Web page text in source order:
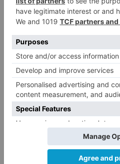
importante papel
estructura lítica formada
caliza colocadas
vertical. Aunque todavía
datada directamente, su
similitudes con otras
contextos paleolíticos,
la cueva asturiana de Tito
Durante la presentación,